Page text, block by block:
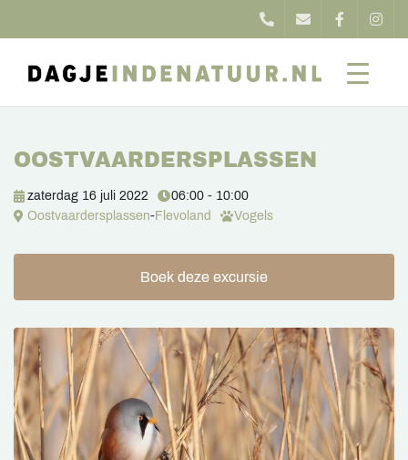
OOSTVAARDERSPLASSEN
zaterdag 16 juli 2022
06:00 - 10:00
Oostvaardersplassen-Flevoland Vogels
Boek deze excursie